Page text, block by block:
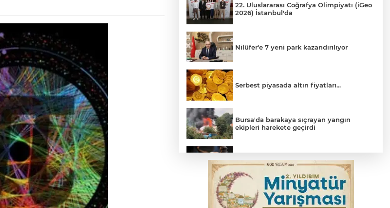
22. Uluslararası Coğrafya Olimpiyatı (iGeo
2026) İstanbul'da
Nilüfer'e 7 yeni park kazandırılıyor
Serbest piyasada altın fiyatları...
Bursa'da barakaya sıçrayan yangın
ekipleri harekete geçirdi
Yargıtay’dan primle çalışanlara müjde
TOFAŞ Basketbol'da sağlık kontrolleri
başladı